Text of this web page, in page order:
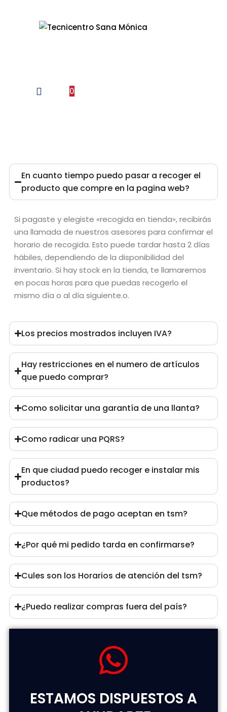
0
En cuanto tiempo puedo pasar a recoger el
producto que compre en la pagina web?
Si pagaste y elegiste «recogida en tienda», recibirás
una llamada de nuestros asesores para confirmar el
horario de recogida. Esto puede tardar hasta 2 días
hábiles, dependiendo de la disponibilidad del
inventario. Si hay stock en la tienda, te llamaremos
en pocas horas para que puedas recogerlo el
mismo día o al día siguiente.o.
Los precios mostrados incluyen IVA?
Hay restricciones en el numero de artículos
que puedo comprar?
Como solicitar una garantía de una llanta?
Como radicar una PQRS?
En que ciudad puedo recoger e instalar mis
productos?
Que métodos de pago aceptan en tsm?
¿Por qué mi pedido tarda en confirmarse?
Cules son los Horarios de atención del tsm?
¿Puedo realizar compras fuera del país?
ESTAMOS DISPUESTOS A